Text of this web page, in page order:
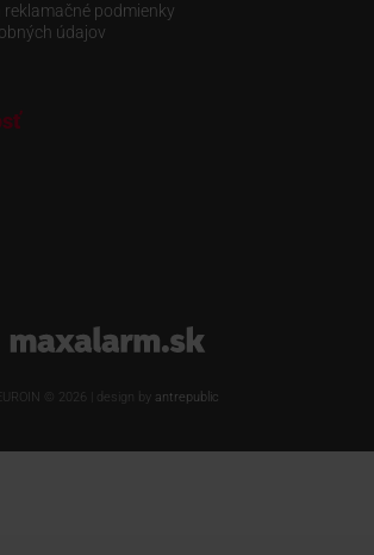
reklamačné podmienky
údajov
© 2026 | design by antrepublic